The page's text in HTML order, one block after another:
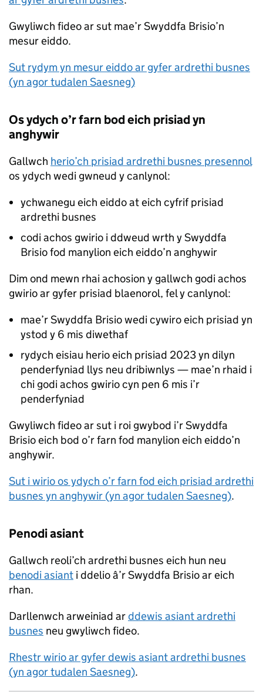
Gwyliwch fideo ar sut mae’r Swyddfa Brisio’n
mesur eiddo.
Sut rydym yn mesur eiddo ar gyfer ardrethi busnes
(yn agor tudalen Saesneg)
Os ydych o’r farn bod eich prisiad yn
anghywir
Gallwch herio’ch prisiad ardrethi busnes presennol
os ydych wedi gwneud y canlynol:
ychwanegu eich eiddo at eich cyfrif prisiad
ardrethi busnes
codi achos gwirio i ddweud wrth y Swyddfa
Brisio fod manylion eich eiddo’n anghywir
Dim ond mewn rhai achosion y gallwch godi achos
gwirio ar gyfer prisiad blaenorol, fel y canlynol:
mae’r Swyddfa Brisio wedi cywiro eich prisiad yn
ystod y 6 mis diwethaf
rydych eisiau herio eich prisiad 2023 yn dilyn
penderfyniad llys neu dribiwnlys — mae’n rhaid i
chi godi achos gwirio cyn pen 6 mis i’r
penderfyniad
Gwyliwch fideo ar sut i roi gwybod i’r Swyddfa
Brisio eich bod o’r farn fod manylion eich eiddo’n
anghywir.
Sut i wirio os ydych o’r farn fod eich prisiad ardrethi
busnes yn anghywir (yn agor tudalen Saesneg).
Penodi asiant
Gallwch reoli’ch ardrethi busnes eich hun neu
benodi asiant i ddelio â’r Swyddfa Brisio ar eich
rhan.
Darllenwch arweiniad arddewis asiant ardrethi
busnes neu gwyliwch fideo.
Rhestr wirio ar gyfer dewis asiant ardrethi busnes
(yn agor tudalen Saesneg).